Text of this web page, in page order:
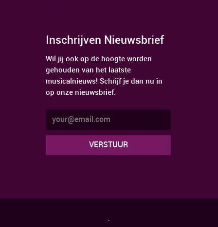
Inschrijven Nieuwsbrief
Wil jij ook op de hoogte worden
gehouden van het laatste
musicalnieuws! Schrijf je dan nu in
op onze nieuwsbrief.
.